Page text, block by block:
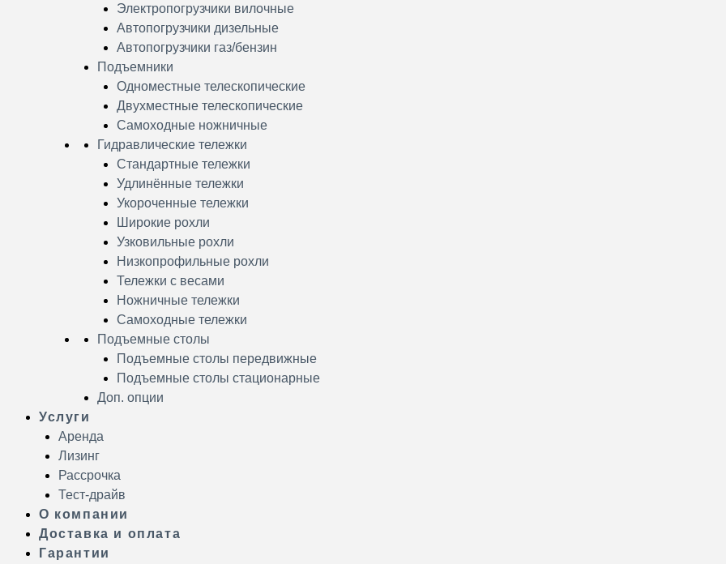
Электропогрузчики вилочные
Автопогрузчики дизельные
Автопогрузчики газ/бензин
Подъемники
Одноместные телескопические
Двухместные телескопические
Самоходные ножничные
Гидравлические тележки
Стандартные тележки
Удлинённые тележки
Укороченные тележки
Широкие рохли
Узковильные рохли
Низкопрофильные рохли
Тележки с весами
Ножничные тележки
Самоходные тележки
Подъемные столы
Подъемные столы передвижные
Подъемные столы стационарные
Доп. опции
Услуги
Аренда
Лизинг
Рассрочка
Тест-драйв
О компании
Доставка и оплата
Гарантии